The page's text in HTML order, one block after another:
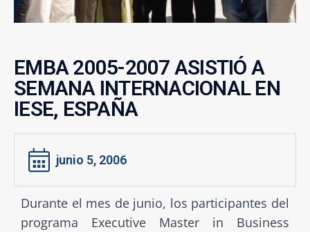
EMBA 2005-2007 ASISTIÓ A
SEMANA INTERNACIONAL EN
IESE, ESPAÑA
junio 5, 2006
Durante el mes de junio, los participantes del
programa Executive Master in Business